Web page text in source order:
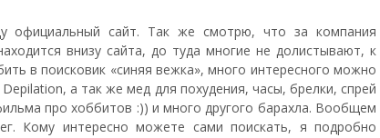
официальный сайт. Так же смотрю, что за компания
внизу сайта, до туда многие не долистывают, к
в поисковик «синяя вежка», много интересного можно
а так же мед для похудения, часы, брелки, спрей
про хоббитов :)) и много другого барахла. Вообщем
Кому интересно можете сами поискать, я подробно